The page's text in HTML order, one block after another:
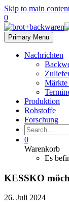
Skip to main
0
Primary Menu
Nachrichten
Märkte
Produktion
Rohstoffe
Forschung
0
Warenkorb
Es
KESSKO
26. Juli 2024